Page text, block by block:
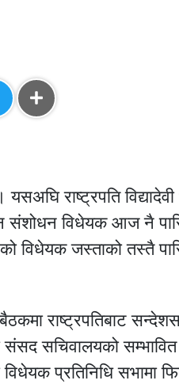
राष्ट्रपति विद्यादेवी
संशोधन विधेयक आज नै
विधेयक जस्ताको तस्तै
राष्ट्रपतिबाट
संसद सचिवालयको सम्भावित
प्रतिनिधि सभामा